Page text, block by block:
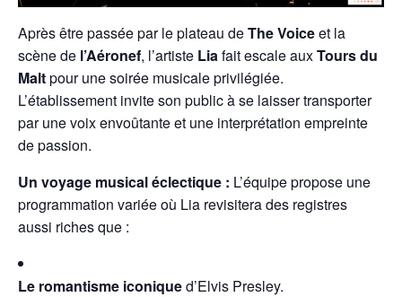
Après être passée par le plateau deThe Voiceet la
scène de l’Aéronef, l’artiste Liafait escale auxTours du
Maltpour une soirée musicale privilégiée.
L’établissement invite son public à se laisser transporter
par une voix envoûtante et une interprétation empreinte
de passion.
Un voyage musical éclectique : L’équipe propose une
programmation variée où Lia revisitera des registres
aussi riches que :
Le romantisme iconiqued’Elvis Presley.